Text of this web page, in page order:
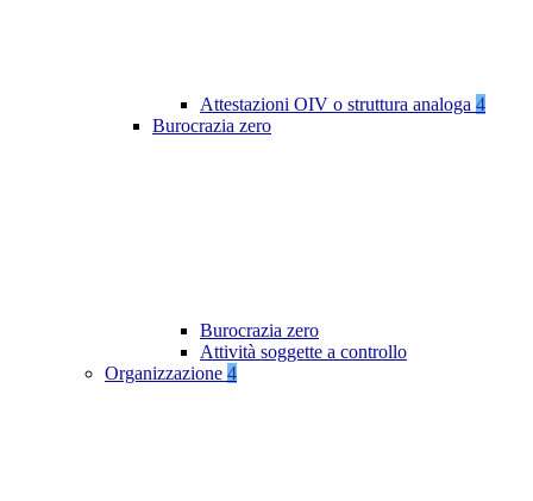
Attestazioni OIV o struttura analoga 4
Burocrazia zero
Burocrazia zero
Attività soggette a controllo
Organizzazione 4